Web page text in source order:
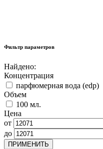
Фильтр параметров
Найдено:
Концентрация
парфюмерная вода (edp)
Объем
100 мл.
Цена
от
до
ПРИМЕНИТЬ